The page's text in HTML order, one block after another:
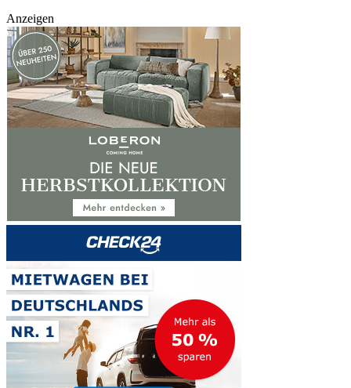
Anzeigen